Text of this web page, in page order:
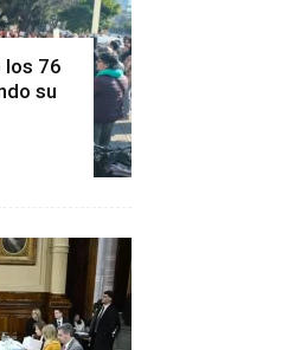
los 76
su